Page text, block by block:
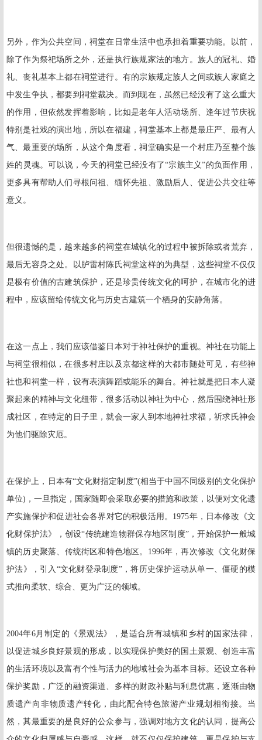
另外，作为公共空间，祠堂在日常生活中也承担着重要功能。以前，
除了作为祭祀场所之外，还是执行族规家法的地方。族人的冠礼、婚
礼、丧礼基本上都在祠堂进行。有的宗族规定族人之间或族人家庭之
中发生争执，都要到祠堂裁决。而到现在，虽然已经没有了这么重大
的作用，但依然发挥着影响，比如是老年人活动场所、逢年过节庆祝
特别是社戏的演出地，所以在福建，祠堂基本上都是最庄严、最有人
气、最重要的场所，从这个角度看，祠堂确实是一个村庄乃至整个族
姓的灵魂。可以说，今天的祠堂已经没有了“宗族主义”的负面作用，
更多具有帮助人们寻根问祖、缅怀先祖、激励后人、促进公共交往等
意义。
但很遗憾的是，越来越多的祠堂在城镇化的过程中被拆除或者荒弃，
最后无容身之处。以胪雷村陈氏祠堂这样的为典型，这些祠堂不仅仅
是极有价值的古建筑保护，还是珍贵传统文化的呵护，在城市化的进
程中，应该留给传统文化与历史古建筑一个栖身的安静角落。
在这一点上，我们应该借鉴日本对于神社保护的重视。神社在功能上
与祠堂很相似，在很多村庄以及京都这样的大都市随处可见，有些神
社也和祠堂一样，设有表演舞蹈或能乐的舞台。神社就是把日本人凝
聚起来的精神与文化纽带，很多活动以神社为中心，然后围绕神社形
成社区，在特定的日子里，就会一家人到本地神社求福，祈求氏神会
为他们驱除灾厄。
在保护上，日本有“文化财指定制度”(相当于中国不同级别的文化保护
单位) ，一旦指定，国家随即会采取必要的措施和政策，以便对文化遗
产实施保护和促进社会各界对它的积极活用。 1975年，日本修改《文
化财保护法》，创设“传统建造物群保存地区制度”，开始保护一般城
镇的历史聚落、传统街区和特色地区。 1996年，再次修改《文化财保
护法》，引入“文化财登录制度”，将历史保护运动从单一、僵硬的模
式推向柔软、综合、更为广泛的领域。
2004年6月制定的《景观法》，是适合所有城镇和乡村的国家法律，
以促进城乡良好景观的形成，以实现保护美好的国土景观、创造丰富
的生活环境以及富有个性与活力的地域社会为基本目标。还设立各种
保护奖励，广泛的融资渠道、多样的财政补贴与利息优惠，逐渐由物
质遗产向非物质遗产转化，由此配合特色旅游产业规划相衔接。当
然，其最重要的是良好的公众参与，强调对地方文化的认同，提高公